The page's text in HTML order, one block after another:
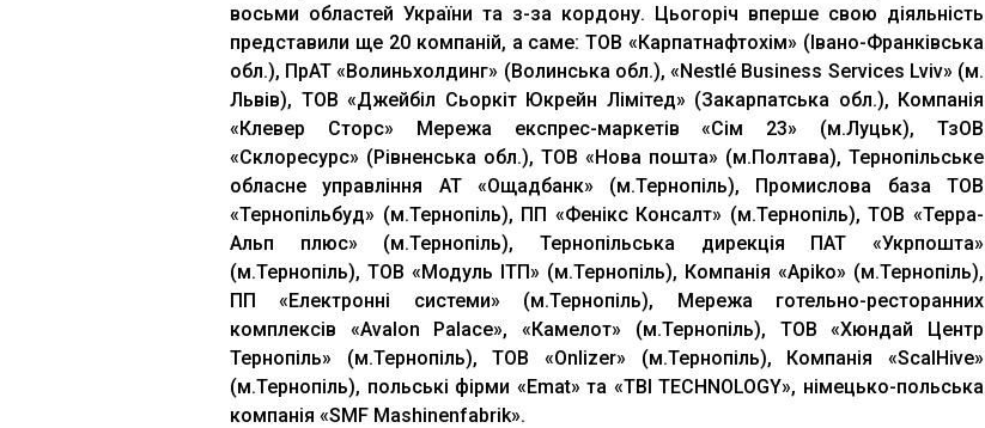
восьми областей України та з-за кордону. Цьогоріч вперше свою діяльність
представили ще 20 компаній, а саме: ТОВ «Карпатнафтохім» (Івано-Франківська
обл.), ПрАТ «Волиньхолдинг» (Волинська обл.), «Nestlé Business Services Lviv» (м.
Львів), ТОВ «Джейбіл Сьоркіт Юкрейн Лімітед» (Закарпатська обл.), Компанія
«Клевер Сторс» Мережа експрес-маркетів «Сім 23» (м.Луцьк), ТзОВ
«Склоресурс» (Рівненська обл.), ТОВ «Нова пошта» (м.Полтава), Тернопільське
обласне управління АТ «Ощадбанк» (м.Тернопіль), Промислова база ТОВ
«Тернопільбуд» (м.Тернопіль), ПП «Фенікс Консалт» (м.Тернопіль), ТОВ «Терра-
Альп плюс» (м.Тернопіль), Тернопільська дирекція ПАТ «Укрпошта»
(м.Тернопіль), ТОВ «Модуль ІТП» (м.Тернопіль), Компанія «Apiko» (м.Тернопіль),
ПП «Електронні системи» (м.Тернопіль), Мережа готельно-ресторанних
комплексів «Avalon Palace», «Камелот» (м.Тернопіль), ТОВ «Хюндай Центр
Тернопіль» (м.Тернопіль), ТОВ «Onlizer» (м.Тернопіль), Компанія «ScalHive»
(м.Тернопіль), польські фірми «Emat» та «TBI TECHNOLOGY», німецько-польська
компанія «SMF Mashinenfabrik».